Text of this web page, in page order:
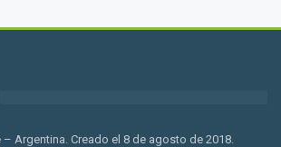
– Argentina. Creado el 8 de agosto de 2018.